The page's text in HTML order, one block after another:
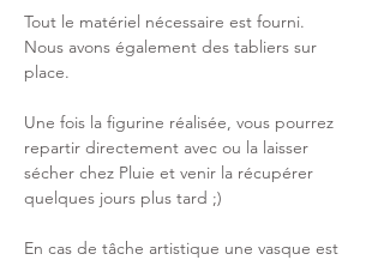
Tout le matériel nécessaire est fourni.
Nous avons également des tabliers sur
place.
Une fois la figurine réalisée, vous pourrez
repartir directement avec ou la laisser
sécher chez Pluie et venir la récupérer
quelques jours plus tard ;)
En cas de tâche artistique une vasque est